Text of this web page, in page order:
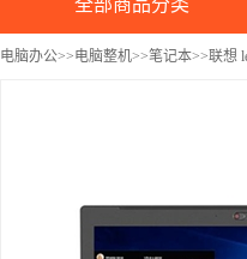
全部商品分类
电脑办公>>电脑整机>>笔记本>>联想